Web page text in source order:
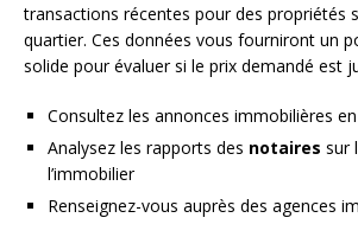
transactions récentes pour des propriétés
quartier. Ces données vous fourniront un
solide pour évaluer si le prix demandé est
Consultez les annonces immobilières
Analysez les rapports des notaires sur
l’immobilier
Renseignez-vous auprès des agences